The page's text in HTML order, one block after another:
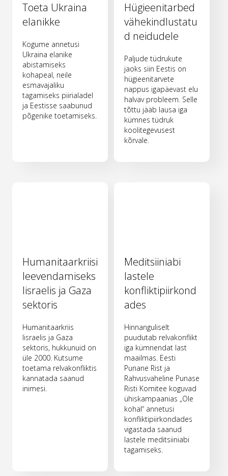
Toeta Ukraina
elanikke
Kogume annetusi
Ukraina elanike
abistamiseks
kohapeal, neile
esmavajaliku
tagamiseks piirialadel
ja Eestisse saabunud
põgenike toetamiseks.
Hügieenitarbed
vähekindlustatu
d neidudele
Paljude tüdrukute
jaoks siin Eestis on
hügieenitarvete
nappus igapäevast elu
halvav probleem. Selle
tõttu jääb lausa iga
kümnes tüdruk
koolitegevusest
kõrvale.
Humanitaarkriisi
leevendamiseks
Iisraelis ja Gaza
sektoris
Humanitaarkriis
Iisraelis ja Gaza
sektoris, hukkunuid on
üle 2000. Kutsume
toetama relvakonfliktis
kannatada saanud
inimesi.
Meditsiiniabi
lastele
konfliktipiirkond
ades
Hinnanguliselt
puudutab relvakonflikt
iga kümnendat last
maailmas. Eesti
Punane Rist ja
Rahvusvaheline Punase
Risti Komitee koguvad
ühiskampaanias „Ole
kohal“ annetusi
konfliktipiirkondades
vigastada saanud
lastele meditsiiniabi
tagamiseks.